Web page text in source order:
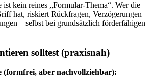
ist kein reines „Formular-Thema“. Wer die
hat, riskiert Rückfragen, Verzögerungen
– selbst bei grundsätzlich förderfähigen
solltest (praxisnah)
(formfrei, aber nachvollziehbar):